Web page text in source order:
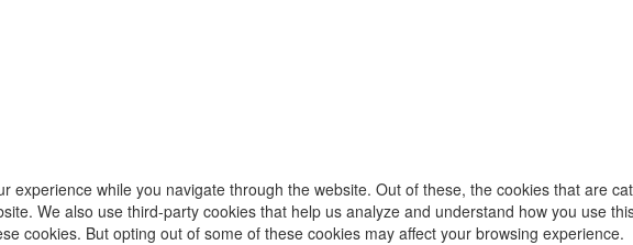
experience while you navigate through the website. Out of these, the cookies that are
We also use third-party cookies that help us analyze and understand how you use
cookies. But opting out of some of these cookies may affect your browsing experience.